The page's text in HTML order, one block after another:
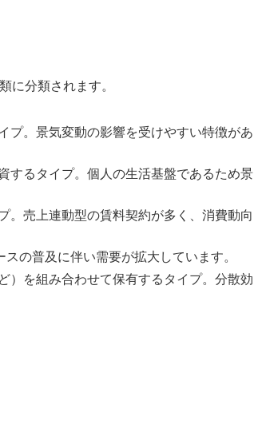
に分類されます。
プ。景気変動の影響を受けやすい特徴があ
するタイプ。個人の生活基盤であるため景
。売上連動型の賃料契約が多く、消費動向
の普及に伴い需要が拡大しています。
）を組み合わせて保有するタイプ。分散効